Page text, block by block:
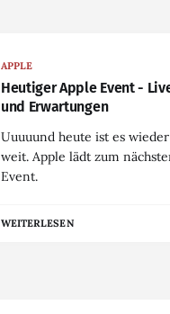
APPLE
Heutiger Apple Event -
und Erwartungen
Uuuuund heute ist es
weit. Apple lädt zum
Event.
WEITERLESEN